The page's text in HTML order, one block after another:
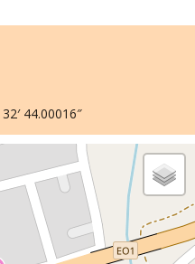
44.00016″